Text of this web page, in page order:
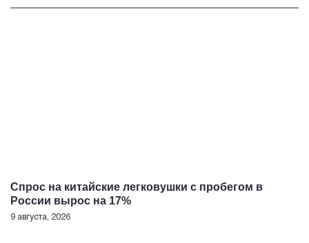
Спрос на китайские легковушки с пробегом в
России вырос на 17%
9 августа, 2026